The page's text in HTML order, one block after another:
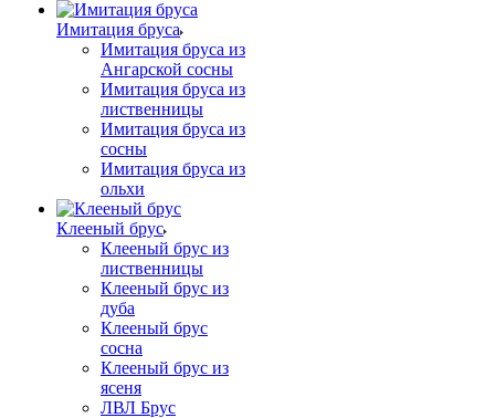
Имитация бруса
Имитация бруса из
Ангарской сосны
Имитация бруса из
лиственницы
Имитация бруса из
сосны
Имитация бруса из
ольхи
Клееный брус
Клееный брус из
лиственницы
Клееный брус из
дуба
Клееный брус
сосна
Клееный брус из
ясеня
ЛВЛ Брус